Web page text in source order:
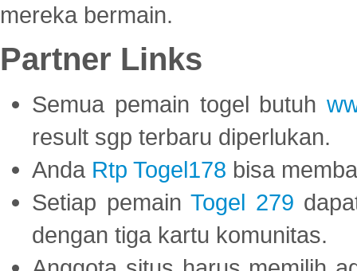
mereka bermain.
Partner Links
Semua pemain togel butuh
result sgp terbaru diperlukan.
Anda Rtp Togel178 bisa
Setiap pemainTogel 279
dengan tiga kartu komunitas.